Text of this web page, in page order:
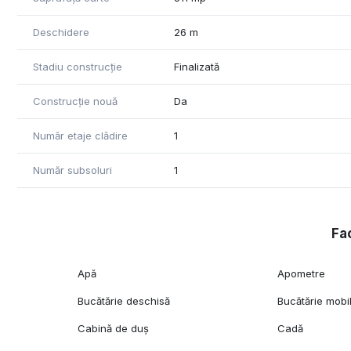
Deschidere 26 m
Stadiu construcție Finalizată
Construcție nouă Da
Număr etaje clădire 1
Număr subsoluri 1
Apă Apometre
Bucătărie deschisă Bucătărie
Cabină de duș Cadă